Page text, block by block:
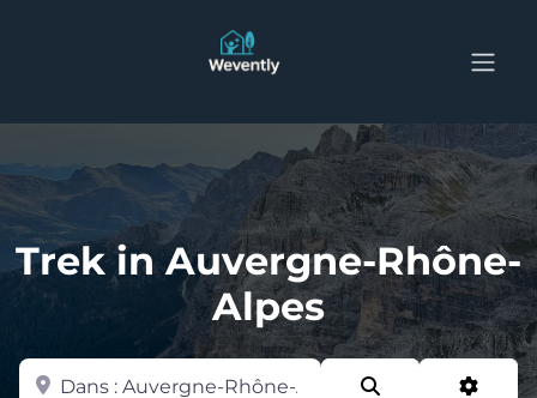
Trek in Auvergne-Rhône-
Alpes
Zone